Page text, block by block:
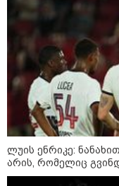
ლუის ენრიკე:
არის, რომელიც